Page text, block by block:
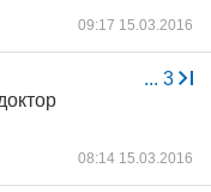
09:17 15.03.2016
... 3
08:14 15.03.2016